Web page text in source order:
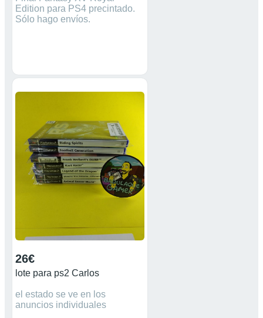
Edition para PS4 precintado.
Sólo hago envíos.
26€
lote para ps2 Carlos
el estado se ve en los
anuncios individuales